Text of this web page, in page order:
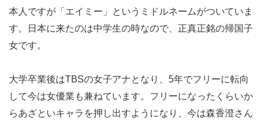
本人ですが「エイミー」というミドルネームがついていま
す。日本に来たのは中学生の時なので、正真正銘の帰国子
女です。
大学卒業後はTBSの女子アナとなり、5年でフリーに転向
して今は女優業も兼ねています。フリーになったくらいか
らあざといキャラを押し出すようになり、今は森香澄さん